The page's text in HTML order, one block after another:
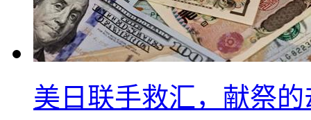
美日联手救汇，献祭